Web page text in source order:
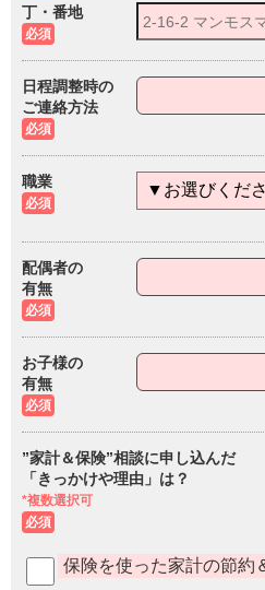
丁・番地
必須
日程調整時の
ご連絡方法
必須
職業
必須
配偶者の
有無
必須
お子様の
有無
必須
”家計＆保険”相談に申し込んだ
「きっかけや理由」は？
*複数選択可
必須
保険を使った家計の節約